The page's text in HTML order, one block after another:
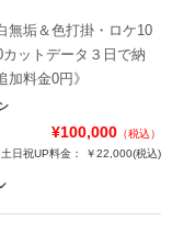
無垢＆色打掛・ロケ10
ットデータ３日で納
料金0円》
¥100,000 （税込）
土日祝UP料金：
￥22,000(税込)
手間なくお得に。10月末